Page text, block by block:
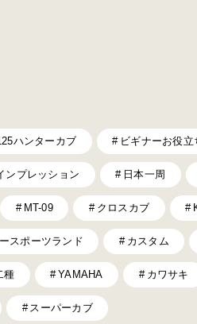
ハンターカブ ビギナーお役立
ンプレッション 日本一周
MT-09 クロスカブ
スポーツランド カスタム
種 YAMAHA カワサキ
スーパーカブ